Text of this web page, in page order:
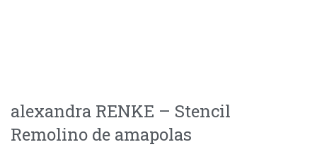
alexandra RENKE – Stencil
Remolino de amapolas